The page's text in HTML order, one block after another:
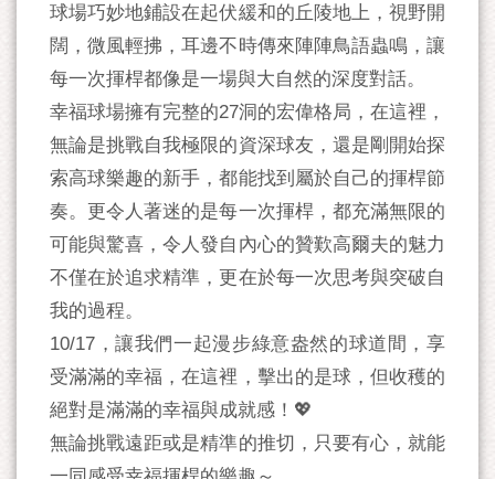
球場巧妙地鋪設在起伏緩和的丘陵地上，視野開
闊，微風輕拂，耳邊不時傳來陣陣鳥語蟲鳴，讓
每一次揮桿都像是一場與大自然的深度對話。
幸福球場擁有完整的27洞的宏偉格局，在這裡，
無論是挑戰自我極限的資深球友，還是剛開始探
索高球樂趣的新手，都能找到屬於自己的揮桿節
奏。更令人著迷的是每一次揮桿，都充滿無限的
可能與驚喜，令人發自內心的贊歎高爾夫的魅力
不僅在於追求精準，更在於每一次思考與突破自
我的過程。
10/17，讓我們一起漫步綠意盎然的球道間，享
受滿滿的幸福，在這裡，擊出的是球，但收穫的
絕對是滿滿的幸福與成就感！💖
無論挑戰遠距或是精準的推切，只要有心，就能